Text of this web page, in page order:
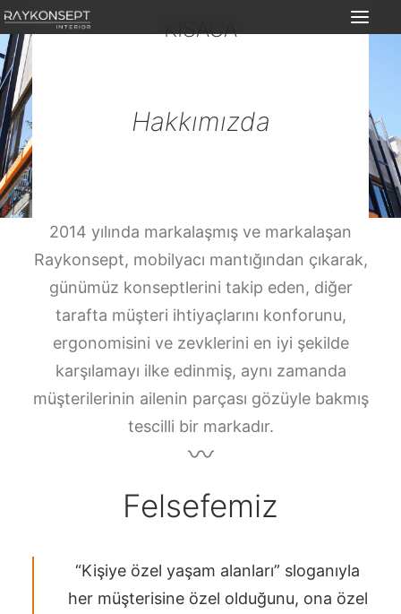
Nasıl Çalışıyoruz?
Yurt Dışı & Şehir Dışı
İletişim
KISACA
Hakkımızda
2014 yılında markalaşmış ve markalaşan
Raykonsept, mobilyacı mantığından çıkarak,
günümüz konseptlerini takip eden, diğer
tarafta müşteri ihtiyaçlarını konforunu,
ergonomisini ve zevklerini en iyi şekilde
karşılamayı ilke edinmiş, aynı zamanda
müşterilerinin ailenin parçası gözüyle bakmış
tescilli bir markadır.
〰
Felsefemiz
“Kişiye özel yaşam alanları” sloganıyla
her müşterisine özel olduğunu, ona özel